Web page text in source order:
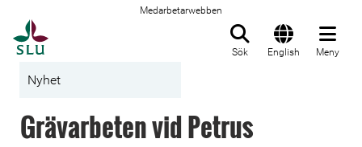
Medarbetarwebben
Sök English Meny
Nyhet
Grävarbeten vid Petrus